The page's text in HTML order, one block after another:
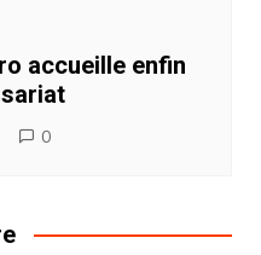
accueille enfin
0